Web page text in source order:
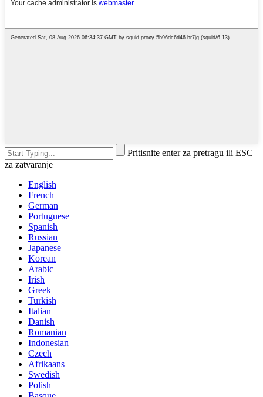
Pritisnite enter za pretragu ili ESC
za zatvaranje
English
French
German
Portuguese
Spanish
Russian
Japanese
Korean
Arabic
Irish
Greek
Turkish
Italian
Danish
Romanian
Indonesian
Czech
Afrikaans
Swedish
Polish